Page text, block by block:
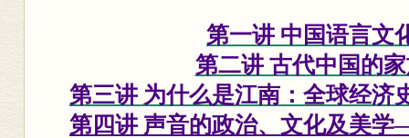
第一讲 中国语言文
第二讲 古代中国的
第三讲 为什么是江南：全球经济
第四讲 声音的政治、文化及美